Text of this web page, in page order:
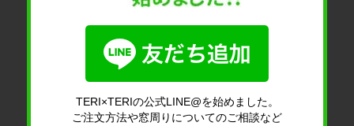
TERI×TERIの公式LINE@を始めました。
ご注文方法や窓周りについてのご相談など